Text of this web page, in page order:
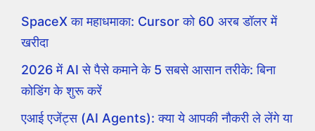
SpaceX का महाधमाका: Cursor को 60 अरब डॉलर में
खरीदा
2026 में AI से पैसे कमाने के 5 सबसे आसान तरीके: बिना
कोडिंग के शुरू करें
एआई एजेंट्स (AI Agents): क्या ये आपकी नौकरी ले लेंगे या